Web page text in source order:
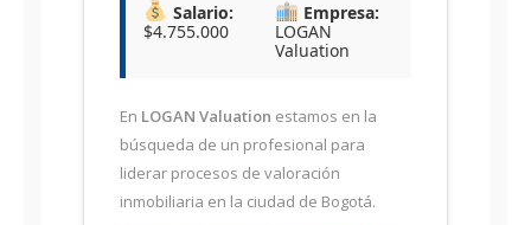
Salario:
$4.755.000
Empresa:
LOGAN
Valuation
En LOGAN Valuation estamos en la
búsqueda de un profesional para
liderar procesos de valoración
inmobiliaria en la ciudad de Bogotá.